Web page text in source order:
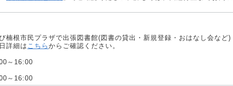
楠根市民プラザで出張図書館(図書の貸出・新規登録・おはなし会など)
詳細は こちら からご確認ください。
～16:00
～16:00